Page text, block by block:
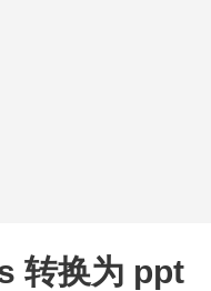
转换为 ppt